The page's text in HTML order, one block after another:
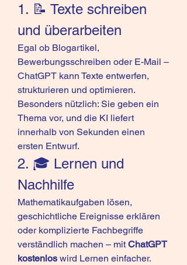
1. 📝 Texte schreiben
und überarbeiten
Egal ob Blogartikel,
Bewerbungsschreiben oder E-Mail –
ChatGPT kann Texte entwerfen,
strukturieren und optimieren.
Besonders nützlich: Sie geben ein
Thema vor, und die KI liefert
innerhalb von Sekunden einen
ersten Entwurf.
2. 🎓 Lernen und
Nachhilfe
Mathematikaufgaben lösen,
geschichtliche Ereignisse erklären
oder komplizierte Fachbegriffe
verständlich machen – mit ChatGPT
kostenlos wird Lernen einfacher.